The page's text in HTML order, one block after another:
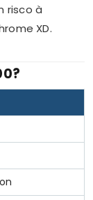
risco à
XD.